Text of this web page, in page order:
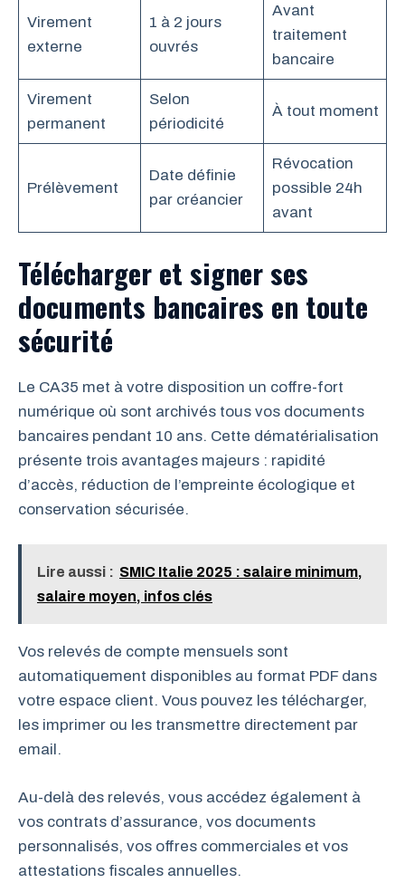
Virement
externe
1 à 2 jours
ouvrés
Avant
traitement
bancaire
Virement
permanent
Selon
périodicité
À tout moment
Prélèvement
Date définie
par créancier
Révocation
possible 24h
avant
Télécharger et signer ses
documents bancaires en toute
sécurité
Le CA35 met à votre disposition un coffre-fort
numérique où sont archivés tous vos documents
bancaires pendant 10 ans. Cette dématérialisation
présente trois avantages majeurs : rapidité
d’accès, réduction de l’empreinte écologique et
conservation sécurisée.
Lire aussi : SMIC Italie 2025 : salaire minimum,
salaire moyen, infos clés
Vos relevés de compte mensuels sont
automatiquement disponibles au format PDF dans
votre espace client. Vous pouvez les télécharger,
les imprimer ou les transmettre directement par
email.
Au-delà des relevés, vous accédez également à
vos contrats d’assurance, vos documents
personnalisés, vos offres commerciales et vos
attestations fiscales annuelles.